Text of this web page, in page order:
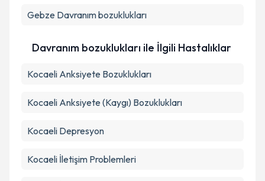
Gebze Davranım bozuklukları
Davranım bozuklukları ile İlgili Hastalıklar
Kocaeli Anksiyete Bozuklukları
Kocaeli Anksiyete (Kaygı) Bozuklukları
Kocaeli Depresyon
Kocaeli İletişim Problemleri